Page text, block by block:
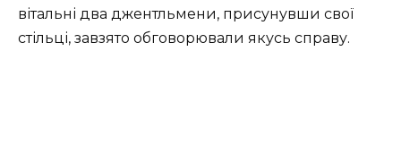
вітальні два джентльмени, присунувши свої
стільці, завзято обговорювали якусь справу.